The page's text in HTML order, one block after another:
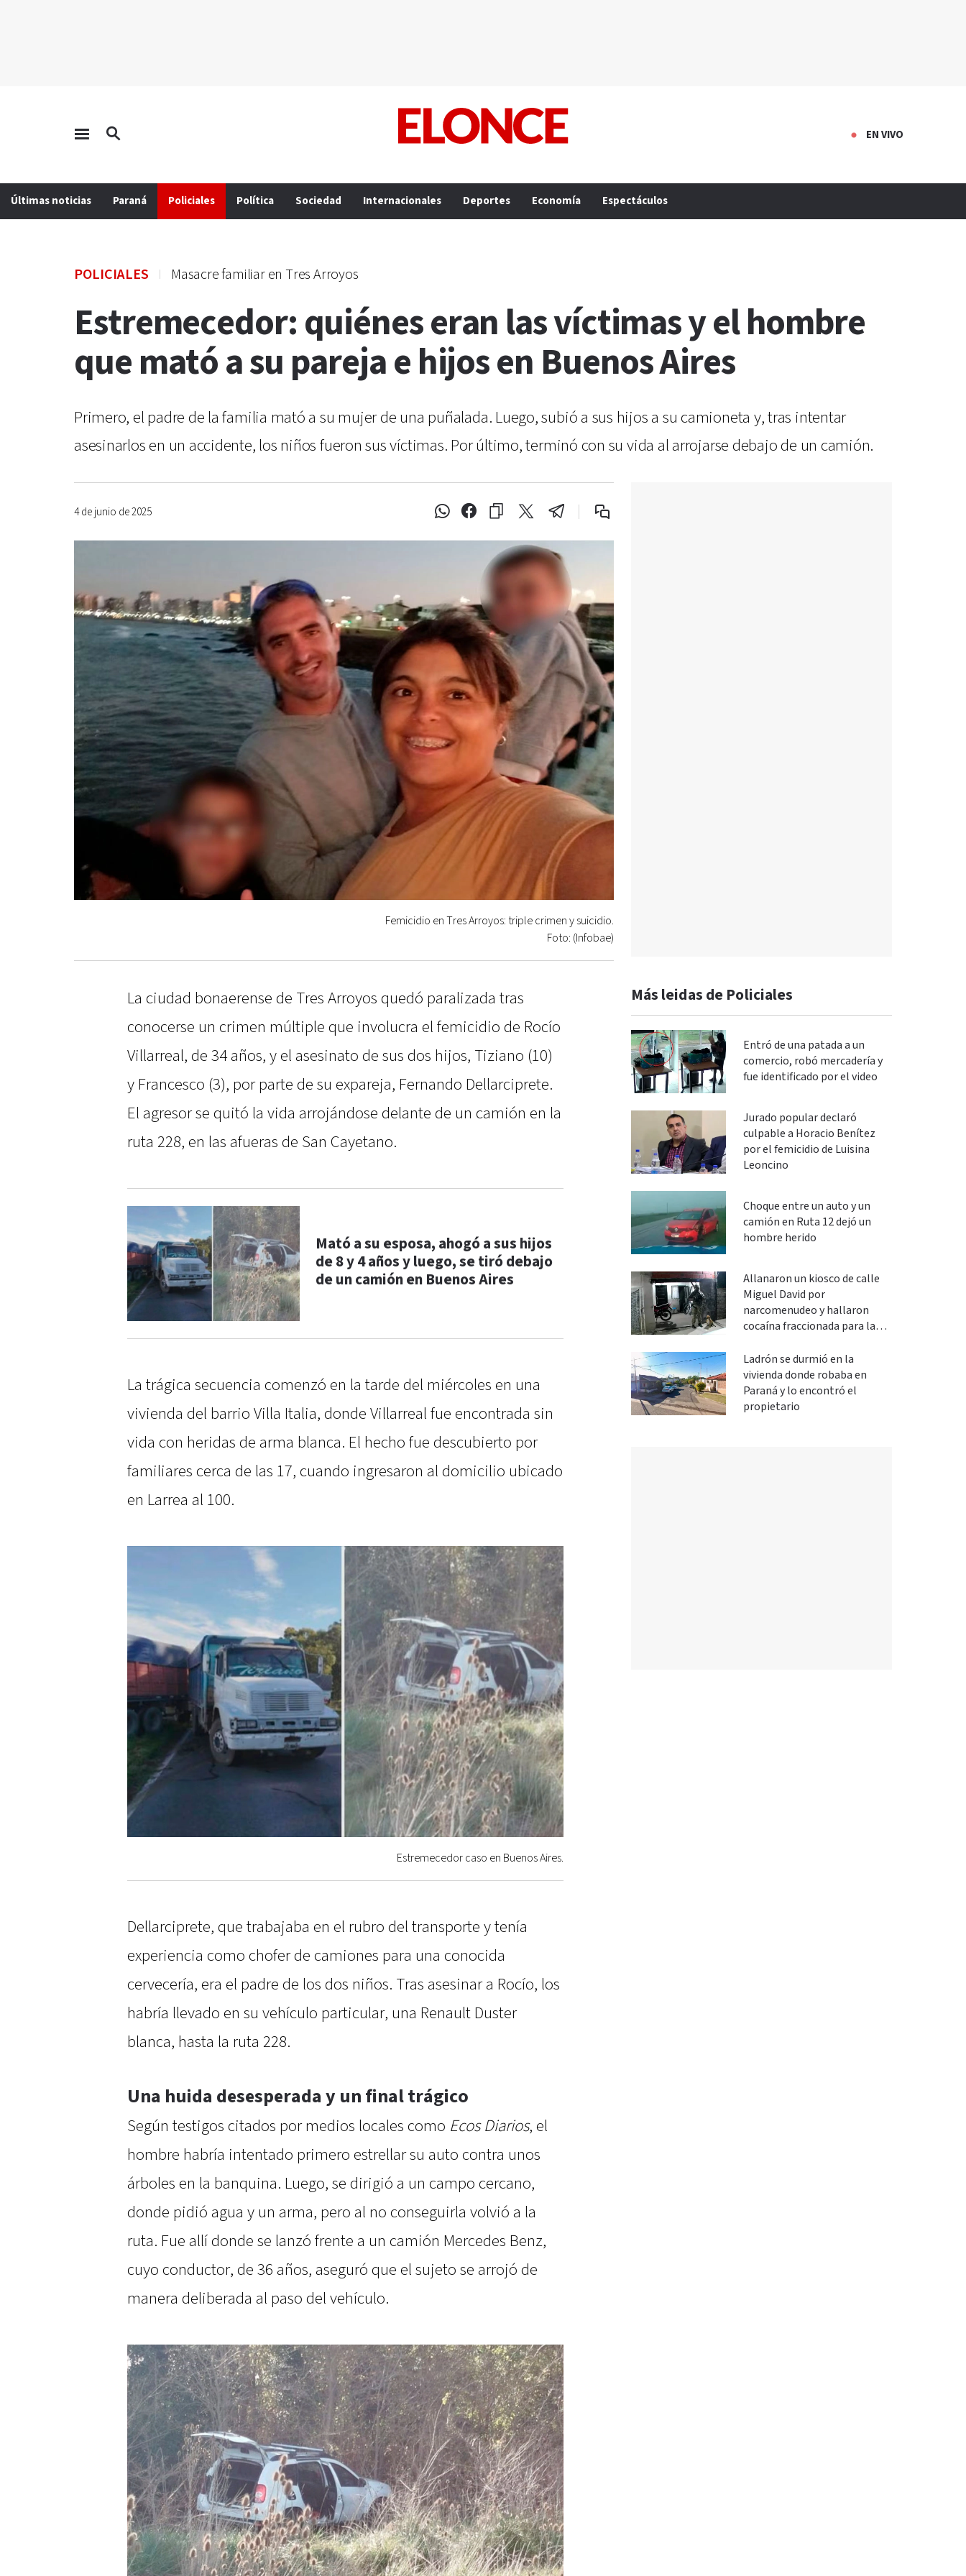
EN VIVO
Últimas noticias Paraná Policiales Política Sociedad Internacionales Deportes Economía Espectáculos
POLICIALES Masacre familiar en Tres Arroyos
Estremecedor: quiénes eran las víctimas y el hombre
que mató a su pareja e hijos en Buenos Aires
Primero, el padre de la familia mató a su mujer de una puñalada. Luego, subió a sus hijos a su camioneta y, tras intentar
asesinarlos en un accidente, los niños fueron sus víctimas. Por último, terminó con su vida al arrojarse debajo de un camión.
4 de junio de 2025
Femicidio en Tres Arroyos: triple crimen y suicidio.
Foto: (Infobae)
La ciudad bonaerense de Tres Arroyos quedó paralizada tras
conocerse un crimen múltiple que involucra el femicidio de Rocío
Villarreal, de 34 años, y el asesinato de sus dos hijos, Tiziano (10)
y Francesco (3), por parte de su expareja, Fernando Dellarciprete.
El agresor se quitó la vida arrojándose delante de un camión en la
ruta 228, en las afueras de San Cayetano.
Mató a su esposa, ahogó a sus hijos
de 8 y 4 años y luego, se tiró debajo
de un camión en Buenos Aires
La trágica secuencia comenzó en la tarde del miércoles en una
vivienda del barrio Villa Italia, donde Villarreal fue encontrada sin
vida con heridas de arma blanca. El hecho fue descubierto por
familiares cerca de las 17, cuando ingresaron al domicilio ubicado
en Larrea al 100.
Estremecedor caso en Buenos Aires.
Dellarciprete, que trabajaba en el rubro del transporte y tenía
experiencia como chofer de camiones para una conocida
cervecería, era el padre de los dos niños. Tras asesinar a Rocío, los
habría llevado en su vehículo particular, una Renault Duster
blanca, hasta la ruta 228.
Una huida desesperada y un final trágico
Según testigos citados por medios locales como Ecos Diarios, el
hombre habría intentado primero estrellar su auto contra unos
árboles en la banquina. Luego, se dirigió a un campo cercano,
donde pidió agua y un arma, pero al no conseguirla volvió a la
ruta. Fue allí donde se lanzó frente a un camión Mercedes Benz,
cuyo conductor, de 36 años, aseguró que el sujeto se arrojó de
manera deliberada al paso del vehículo.
Más leidas de Policiales
Entró de una patada a un
comercio, robó mercadería y
fue identificado por el video
Jurado popular declaró
culpable a Horacio Benítez
por el femicidio de Luisina
Leoncino
Choque entre un auto y un
camión en Ruta 12 dejó un
hombre herido
Allanaron un kiosco de calle
Miguel David por
narcomenudeo y hallaron
cocaína fraccionada para la
Ladrón se durmió en la
vivienda donde robaba en
Paraná y lo encontró el
propietario